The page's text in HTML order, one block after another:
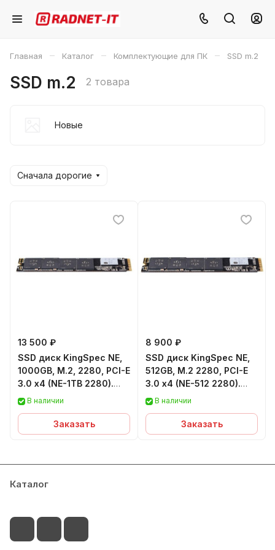
Главная – Каталог – Комплектующие для ПК – SSD m.2
SSD m.2 2 товара
Новые
Сначала дорогие
13 500 ₽
SSD диск KingSpec NE,
1000GB, M.2, 2280, PCI-E
3.0 x4 (NE-1TB 2280).
Гарантия 12 мес.
В наличии
Заказать
8 900 ₽
SSD диск KingSpec NE,
512GB, M.2 2280, PCI-E
3.0 x4 (NE-512 2280).
Гарантия 12 мес.
В наличии
Заказать
Каталог